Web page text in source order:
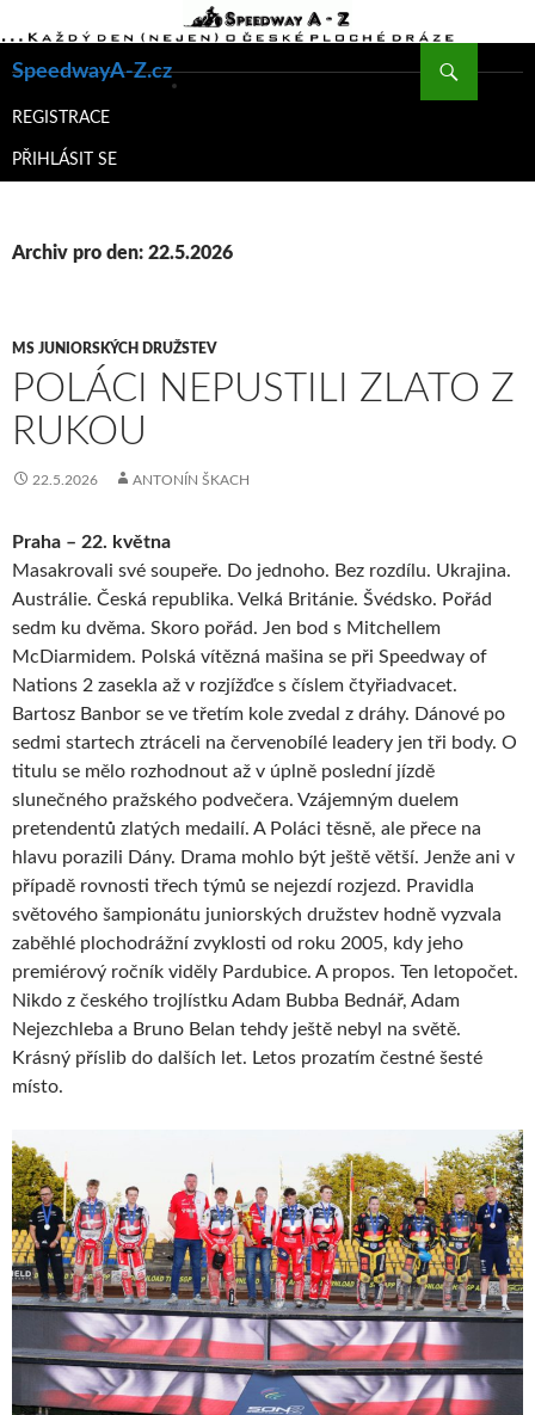
SpeedwayA-Z.cz
K
WEBU
REGISTRACE
PŘIHLÁSIT SE
Archiv pro den: 22.5.2026
MS JUNIORSKÝCH DRUŽSTEV
POLÁCI NEPUSTILI ZLATO Z
RUKOU
22.5.2026 ANTONÍN ŠKACH
Praha – 22. května
Masakrovali své soupeře. Do jednoho. Bez rozdílu. Ukrajina.
Austrálie. Česká republika. Velká Británie. Švédsko. Pořád
sedm ku dvěma. Skoro pořád. Jen bod s Mitchellem
McDiarmidem. Polská vítězná mašina se při Speedway of
Nations 2 zasekla až v rozjížďce s číslem čtyřiadvacet.
Bartosz Banbor se ve třetím kole zvedal z dráhy. Dánové po
sedmi startech ztráceli na červenobílé leadery jen tři body. O
titulu se mělo rozhodnout až v úplně poslední jízdě
slunečného pražského podvečera. Vzájemným duelem
pretendentů zlatých medailí. A Poláci těsně, ale přece na
hlavu porazili Dány. Drama mohlo být ještě větší. Jenže ani v
případě rovnosti třech týmů se nejezdí rozjezd. Pravidla
světového šampionátu juniorských družstev hodně vyzvala
zaběhlé plochodrážní zvyklosti od roku 2005, kdy jeho
premiérový ročník viděly Pardubice. A propos. Ten letopočet.
Nikdo z českého trojlístku Adam Bubba Bednář, Adam
Nejezchleba a Bruno Belan tehdy ještě nebyl na světě.
Krásný příslib do dalších let. Letos prozatím čestné šesté
místo.